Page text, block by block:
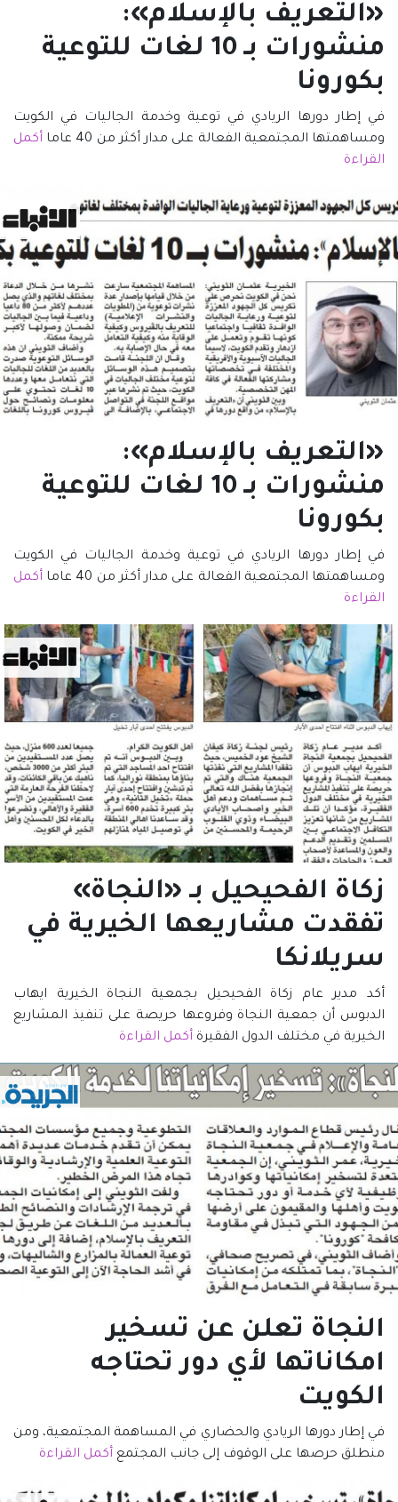
«التعريف بالإسلام»:
منشورات بـ 10 لغات للتوعية
بكورونا
في إطار دورها الريادي في توعية وخدمة الجاليات في الكويت
ومساهمتها المجتمعية الفعالة على مدار أكثر من 40 عاما
أكمل
القراءة
«التعريف بالإسلام»:
منشورات بـ 10 لغات للتوعية
بكورونا
في إطار دورها الريادي في توعية وخدمة الجاليات في الكويت
ومساهمتها المجتمعية الفعالة على مدار أكثر من 40 عاما
أكمل
القراءة
زكاة الفحيحيل بـ «النجاة»
تفقدت مشاريعها الخيرية في
سريلانكا
أكد مدير عام زكاة الفحيحيل بجمعية النجاة الخيرية ايهاب
الدبوس أن جمعية النجاة وفروعها حريصة على تنفيذ المشاريع
الخيرية في مختلف الدول الفقيرة أكمل القراءة
النجاة تعلن عن تسخير
امكاناتها لأي دور تحتاجه
الكويت
في إطار دورها الريادي والحضاري في المساهمة المجتمعية، ومن
منطلق حرصها على الوقوف إلى جانب المجتمع أكمل القراءة